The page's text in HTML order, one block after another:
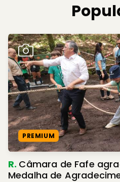
PREMIUM
R. Câmara de Fafe
Medalha de